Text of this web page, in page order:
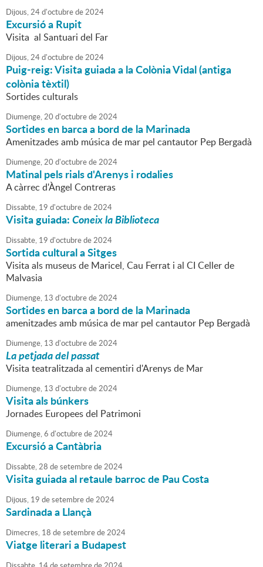
Dijous,24d'octubrede2024
Excursió a Rupit
Visita al Santuari del Far
Dijous,24d'octubrede2024
Puig-reig: Visita guiada a la Colònia Vidal (antiga
colònia tèxtil)
Sortides culturals
Diumenge,20 d'octubrede2024
Sortides en barca a bord de la Marinada
Amenitzades amb música de mar pel cantautor Pep Bergadà
Diumenge,20 d'octubrede2024
Matinal pels rials d'Arenys i rodalies
A càrrec d'Àngel Contreras
Dissabte, 19 d'octubrede2024
Visita guiada:Coneix la Biblioteca
Dissabte, 19 d'octubrede2024
Sortida cultural a Sitges
Visita als museus de Maricel, Cau Ferrat i al CI Celler de
Malvasia
Diumenge, 13 d'octubrede2024
Sortides en barca a bord de la Marinada
amenitzades amb música de mar pel cantautor Pep Bergadà
Diumenge, 13 d'octubrede2024
La petjada del passat
Visita teatralitzada al cementiri d'Arenys de Mar
Diumenge, 13 d'octubrede2024
Visita als búnkers
Jornades Europees del Patrimoni
Diumenge,6 d'octubrede2024
Excursió a Cantàbria
Dissabte,28 desetembrede2024
Visita guiada al retaule barroc de Pau Costa
Dijous, 19 desetembrede2024
Sardinada a Llançà
Dimecres, 18 desetembrede2024
Viatge literari a Budapest